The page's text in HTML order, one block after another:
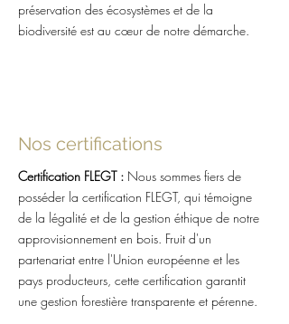
préservation des écosystèmes et de la
biodiversité est au cœur de notre démarche.
Nos certifications
Certification FLEGT : Nous sommes fiers de
posséder la certification FLEGT, qui témoigne
de la légalité et de la gestion éthique de notre
approvisionnement en bois. Fruit d'un
partenariat entre l'Union européenne et les
pays producteurs, cette certification garantit
une gestion forestière transparente et pérenne.